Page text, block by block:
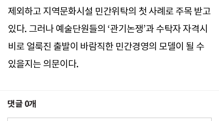
제외하고 지역문화시설 민간위탁의 첫 사례로 주목 받고
있다. 그러나 예술단원들의 ‘관기논쟁’과 수탁자 자격시
비로 얼룩진 출발이 바람직한 민간경영의 모델이 될 수
있을지는 의문이다.
댓글 0개